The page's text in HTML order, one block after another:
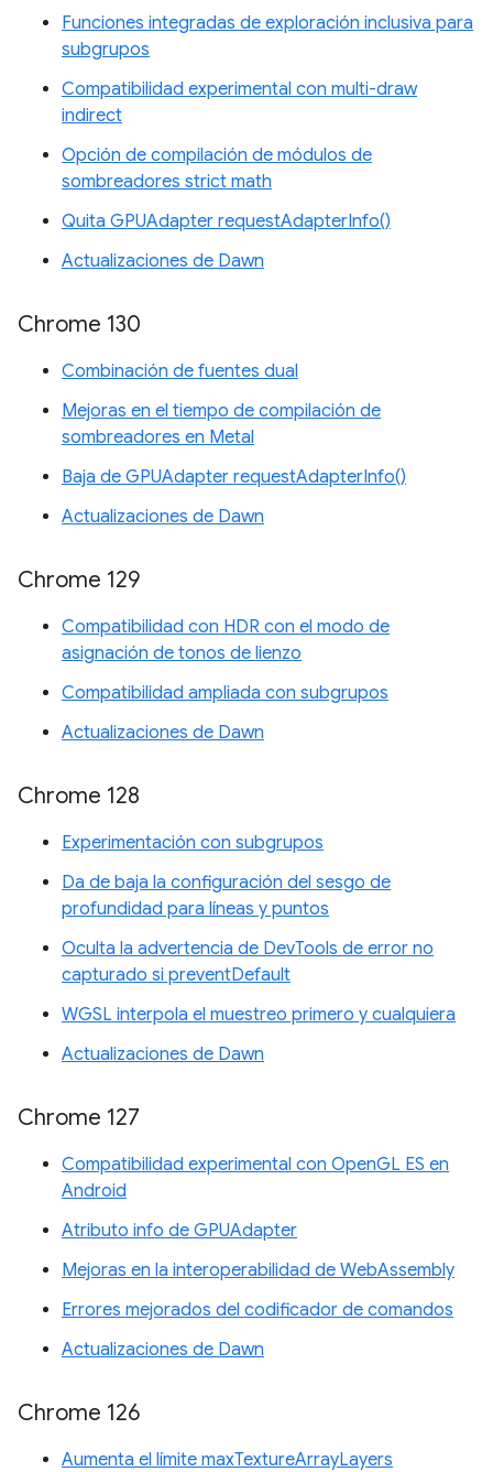
Funciones integradas de exploración inclusiva para
subgrupos
Compatibilidad experimental con multi-draw
indirect
Opción de compilación de módulos de
sombreadores strict math
Quita GPUAdapter requestAdapterInfo()
Actualizaciones de Dawn
Chrome 130
Combinación de fuentes dual
Mejoras en el tiempo de compilación de
sombreadores en Metal
Baja de GPUAdapter requestAdapterInfo()
Actualizaciones de Dawn
Chrome 129
Compatibilidad con HDR con el modo de
asignación de tonos de lienzo
Compatibilidad ampliada con subgrupos
Actualizaciones de Dawn
Chrome 128
Experimentación con subgrupos
Da de baja la configuración del sesgo de
profundidad para líneas y puntos
Oculta la advertencia de DevTools de error no
capturado si preventDefault
WGSL interpola el muestreo primero y cualquiera
Actualizaciones de Dawn
Chrome 127
Compatibilidad experimental con OpenGL ES en
Android
Atributo info de GPUAdapter
Mejoras en la interoperabilidad de WebAssembly
Errores mejorados del codificador de comandos
Actualizaciones de Dawn
Chrome 126
Aumenta el límite maxTextureArrayLayers